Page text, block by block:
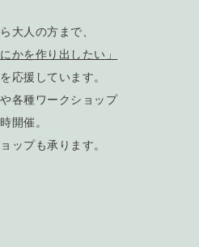
大人の方まで、
かを作り出したい」
応援しています。
各種ワークショップ
開催。
ップも承ります。